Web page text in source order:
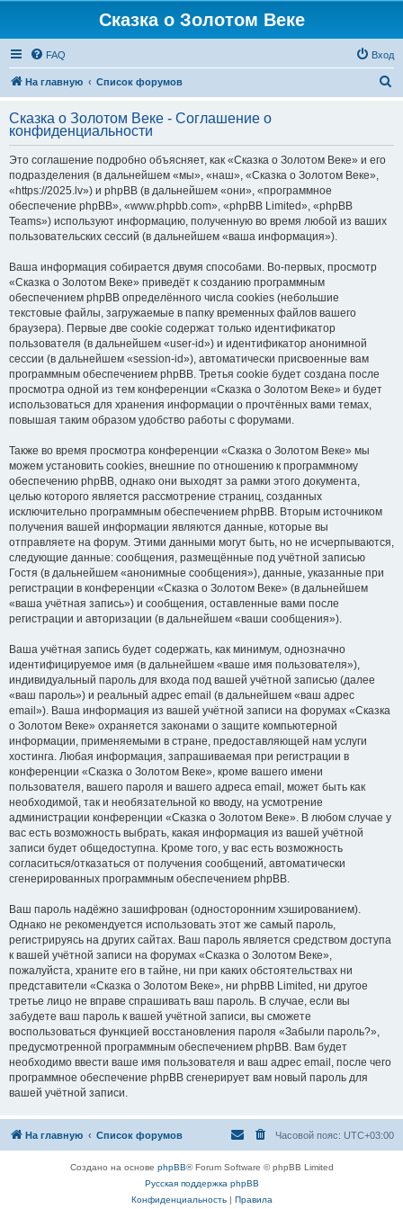
Сказка о Золотом Веке
FAQ Вход
На главную Список форумов
с
Сказка о Золотом Веке - Соглашение о
конфиденциальности
Это соглашение подробно объясняет, как «Сказка о Золотом Веке» и его
подразделения (в дальнейшем «мы», «наш», «Сказка о Золотом Веке»,
«https://2025.lv») и phpBB (в дальнейшем «они», «программное
обеспечение phpBB», «www.phpbb.com», «phpBB Limited», «phpBB
Teams») используют информацию, полученную во время любой из ваших
пользовательских сессий (в дальнейшем «ваша информация»).
Ваша информация собирается двумя способами. Во-первых, просмотр
«Сказка о Золотом Веке» приведёт к созданию программным
обеспечением phpBB определённого числа cookies (небольшие
текстовые файлы, загружаемые в папку временных файлов вашего
браузера). Первые две cookie содержат только идентификатор
пользователя (в дальнейшем «user-id») и идентификатор анонимной
сессии (в дальнейшем «session-id»), автоматически присвоенные вам
программным обеспечением phpBB. Третья cookie будет создана после
просмотра одной из тем конференции «Сказка о Золотом Веке» и будет
использоваться для хранения информации о прочтённых вами темах,
повышая таким образом удобство работы с форумами.
Также во время просмотра конференции «Сказка о Золотом Веке» мы
можем установить cookies, внешние по отношению к программному
обеспечению phpBB, однако они выходят за рамки этого документа,
целью которого является рассмотрение страниц, созданных
исключительно программным обеспечением phpBB. Вторым источником
получения вашей информации являются данные, которые вы
отправляете на форум. Этими данными могут быть, но не исчерпываются,
следующие данные: сообщения, размещённые под учётной записью
Гостя (в дальнейшем «анонимные сообщения»), данные, указанные при
регистрации в конференции «Сказка о Золотом Веке» (в дальнейшем
«ваша учётная запись») и сообщения, оставленные вами после
регистрации и авторизации (в дальнейшем «ваши сообщения»).
Ваша учётная запись будет содержать, как минимум, однозначно
идентифицируемое имя (в дальнейшем «ваше имя пользователя»),
индивидуальный пароль для входа под вашей учётной записью (далее
«ваш пароль») и реальный адрес email (в дальнейшем «ваш адрес
email»). Ваша информация из вашей учётной записи на форумах «Сказка
о Золотом Веке» охраняется законами о защите компьютерной
информации, применяемыми в стране, предоставляющей нам услуги
хостинга. Любая информация, запрашиваемая при регистрации в
конференции «Сказка о Золотом Веке», кроме вашего имени
пользователя, вашего пароля и вашего адреса email, может быть как
необходимой, так и необязательной ко вводу, на усмотрение
администрации конференции «Сказка о Золотом Веке». В любом случае у
вас есть возможность выбрать, какая информация из вашей учётной
записи будет общедоступна. Кроме того, у вас есть возможность
согласиться/отказаться от получения сообщений, автоматически
сгенерированных программным обеспечением phpBB.
Ваш пароль надёжно зашифрован (односторонним хэшированием).
Однако не рекомендуется использовать этот же самый пароль,
регистрируясь на других сайтах. Ваш пароль является средством доступа
к вашей учётной записи на форумах «Сказка о Золотом Веке»,
пожалуйста, храните его в тайне, ни при каких обстоятельствах ни
представители «Сказка о Золотом Веке», ни phpBB Limited, ни другое
третье лицо не вправе спрашивать ваш пароль. В случае, если вы
забудете ваш пароль к вашей учётной записи, вы сможете
воспользоваться функцией восстановления пароля «Забыли пароль?»,
предусмотренной программным обеспечением phpBB. Вам будет
необходимо ввести ваше имя пользователя и ваш адрес email, после чего
программное обеспечение phpBB сгенерирует вам новый пароль для
вашей учётной записи.
На главную Список форумов Часовой пояс: UTC+03:00
Создано на основе phpBB® Forum Software © phpBB Limited
Русская поддержка phpBB
Конфиденциальность| Правила